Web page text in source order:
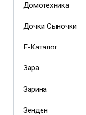
Домотехника
Дочки Сыночки
Е-Каталог
Зара
Зарина
Зенден